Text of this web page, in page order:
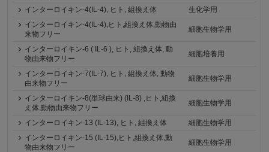
インターロイキン-4(IL-4), ヒト, 組換え体
生化学用
インターロイキン‐4(IL-4),ヒト,組換え体,動物由
来物フリー
細胞生物学用
インターロイキン-6 ( IL-6 ), ヒト, 組換え体, 動
物由来物フリー
細胞培養用
インターロイキン-7(IL-7), ヒト, 組換え体, 動物
由来物フリー
細胞生物学用
インターロイキン-8(単球由来) (IL-8) ,ヒト,組換
え体,動物由来物フリー
細胞生物学用
インターロイキン-13 (IL-13), ヒト, 組換え体
細胞生物学用
インターロイキン-15 (IL-15),ヒト,組換え体,動
物由来物フリー
細胞生物学用